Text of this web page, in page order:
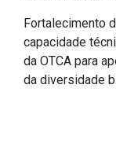
Fortalecimento
capacidade
da OTCA para
da diversidade